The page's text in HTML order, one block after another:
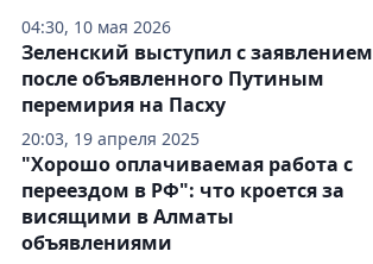
04:30, 10 мая 2026
20:03, 19 апреля 2025
Зеленский выступил с заявлением
после объявленного Путиным
перемирия на Пасху
"Хорошо оплачиваемая работа с
переездом в РФ": что кроется за
висящими в Алматы
объявлениями